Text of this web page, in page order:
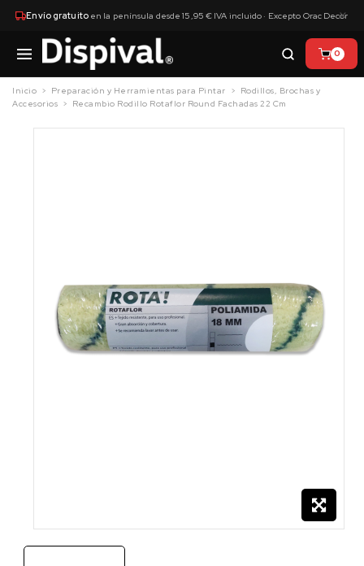
Envío gratuitoen la península desde 15,95 € IVA incluido · Excepto Orac Decor
×
0
Inicio Preparación y Herramientas para Pintar
Rodillos, Brochas y
Accesorios
Recambio Rodillo Rotaflor Round Fachadas 22 Cm